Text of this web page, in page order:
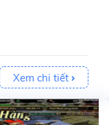
Xem chi tiết